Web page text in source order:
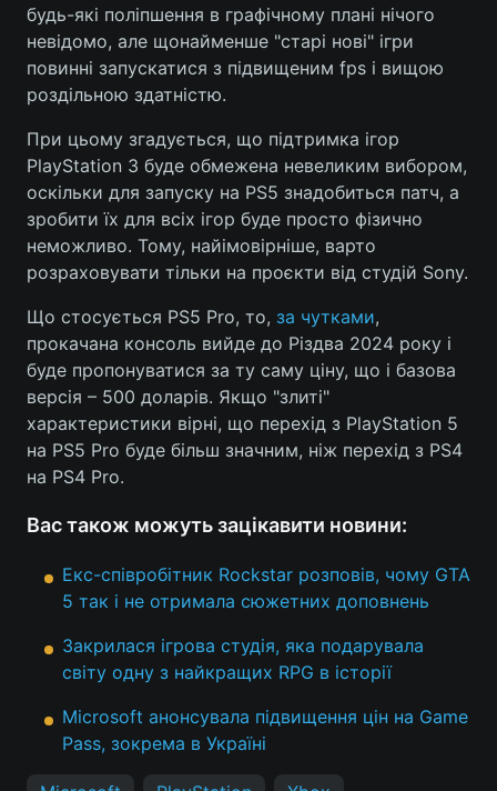
будь-які поліпшення в графічному плані нічого
невідомо, але щонайменше "старі нові" ігри
повинні запускатися з підвищеним fps і вищою
роздільною здатністю.
При цьому згадується, що підтримка ігор
PlayStation 3 буде обмежена невеликим вибором,
оскільки для запуску на PS5 знадобиться патч, а
зробити їх для всіх ігор буде просто фізично
неможливо. Тому, найімовірніше, варто
розраховувати тільки на проєкти від студій Sony.
Що стосується PS5 Pro, то, за чутками,
прокачана консоль вийде до Різдва 2024 року і
буде пропонуватися за ту саму ціну, що і базова
версія – 500 доларів. Якщо "злиті"
характеристики вірні, що перехід з PlayStation 5
на PS5 Pro буде більш значним, ніж перехід з PS4
на PS4 Pro.
Вас також можуть зацікавити новини:
Екс-співробітник Rockstar розповів, чому GTA
5 так і не отримала сюжетних доповнень
Закрилася ігрова студія, яка подарувала
світу одну з найкращих RPG в історії
Microsoft анонсувала підвищення цін на Game
Pass, зокрема в Україні